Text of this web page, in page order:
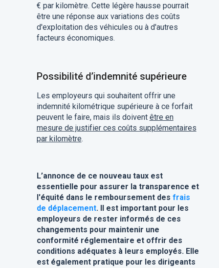
€ par kilomètre. Cette légère hausse pourrait
être une réponse aux variations des coûts
d'exploitation des véhicules ou à d'autres
facteurs économiques.
Possibilité d’indemnité supérieure
Les employeurs qui souhaitent offrir une
indemnité kilométrique supérieure à ce forfait
peuvent le faire, mais ils doivent être en
mesure de justifier ces coûts supplémentaires
par kilomètre.
L’annonce de ce nouveau taux est
essentielle pour assurer la transparence et
l'équité dans le remboursement des frais
de déplacement. Il est important pour les
employeurs de rester informés de ces
changements pour maintenir une
conformité réglementaire et offrir des
conditions adéquates à leurs employés. Elle
est également pratique pour les dirigeants